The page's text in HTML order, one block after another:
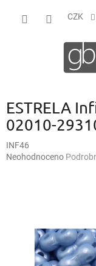
CZK
ESTRELA
02010-
INF46
Průměrné
hvězdiček.
Neohodnoceno